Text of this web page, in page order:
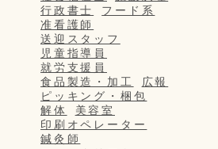
行政書士
フード系
准看護師
送迎スタッフ
児童指導員
就労支援員
食品製造・加工
広報
ピッキング・梱包
解体
美容室
印刷オペレーター
鍼灸師